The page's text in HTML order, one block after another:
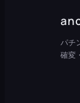
パチ
確変